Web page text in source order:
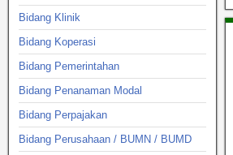
Bidang Klinik
Bidang Koperasi
Bidang Pemerintahan
Bidang Penanaman Modal
Bidang Perpajakan
Bidang Perusahaan / BUMN / BUMD